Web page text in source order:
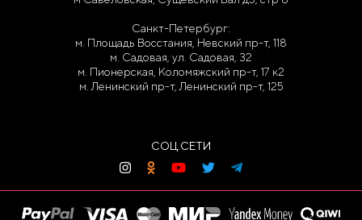
Санкт-Петербург:
м. Площадь Восстания, Невский пр-т, 118
м. Садовая, ул. Садовая, 32
м. Пионерская, Коломяжский пр-т, 17 к2
м. Ленинский пр-т, Ленинский пр-т, 125
СОЦ.СЕТИ